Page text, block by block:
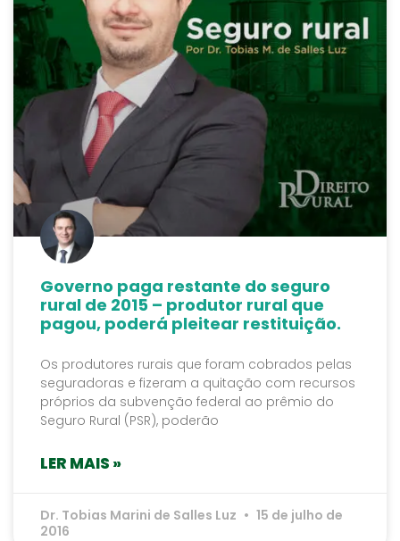
Governo paga restante do seguro
rural de 2015 – produtor rural que
pagou, poderá pleitear restituição.
Os produtores rurais que foram cobrados pelas
seguradoras e fizeram a quitação com recursos
próprios da subvenção federal ao prêmio do
Seguro Rural (PSR), poderão
LER MAIS »
Dr. Tobias Marini de Salles Luz
15 de julho de
2016